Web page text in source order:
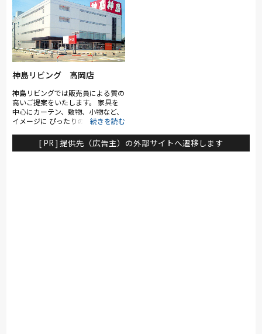
ーズナブルなお買い得品からカリモ
ク、シモンズ、ポルトローナ・フラ
ウなど国内外の有名ブランドも多数
展示。特に電動リクライニングソフ
ァや電動ベッドは地域最大級の充実
のラインナップ。大塚家具のスタッ
フやスリープアドバイザーなど専門
性のあるスタッフが在籍し、お客様
でご来店をお待ち致しております。
神島リビング 高岡店
神島リビングでは販売員による質の
高いご提案をいたします。 家具を
中心にカーテン、敷物、小物など、
イメージに ぴったりのインテリア
提案します。 どうぞお気軽にご相
談ください。 大切な家具を永く使
[ PR ] 提供先（広告主）の外部サイトへ遷移します